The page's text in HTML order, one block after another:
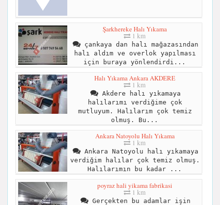
Şarkhereke Halı Yıkama
1 km
çankaya dan halı mağazasından
halı aldım ve overlok yapılması
için buraya yönlendirdi...
Halı Yıkama Ankara AKDERE
1 km
Akdere halı yıkamaya
halılarımı verdiğime çok
mutluyum. Halılarım çok temiz
olmuş. Bu...
Ankara Natoyolu Halı Yıkama
1 km
Ankara Natoyolu halı yıkamaya
verdiğim halılar çok temiz olmuş.
Halılarımın bu kadar ...
poyraz hali yikama fabrikasi
1 km
Gerçekten bu adamlar işin